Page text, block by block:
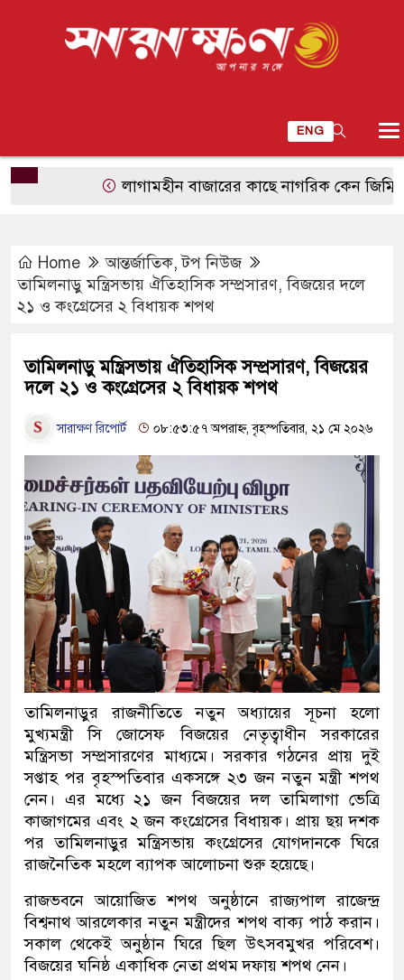
ENG
লাগামহীন বাজারের কাছে নাগরিক কেন জিম্মি?
Home আন্তর্জাতিক,টপ নিউজ
তামিলনাড়ু মন্ত্রিসভায় ঐতিহাসিক সম্প্রসারণ, বিজয়ের দলে
২১ ও কংগ্রেসের ২ বিধায়ক শপথ
তামিলনাড়ু মন্ত্রিসভায় ঐতিহাসিক সম্প্রসারণ, বিজয়ের
দলে ২১ ও কংগ্রেসের ২ বিধায়ক শপথ
সারাক্ষণ রিপোর্ট ০৮:৫৩:৫৭ অপরাহ্ন, বৃহস্পতিবার, ২১ মে ২০২৬
তামিলনাড়ুর রাজনীতিতে নতুন অধ্যায়ের সূচনা হলো
মুখ্যমন্ত্রী সি জোসেফ বিজয়ের নেতৃত্বাধীন সরকারের
মন্ত্রিসভা সম্প্রসারণের মাধ্যমে। সরকার গঠনের প্রায় দুই
সপ্তাহ পর বৃহস্পতিবার একসঙ্গে ২৩ জন নতুন মন্ত্রী শপথ
নেন। এর মধ্যে ২১ জন বিজয়ের দল তামিলাগা ভেত্রি
কাজাগমের এবং ২ জন কংগ্রেসের বিধায়ক। প্রায় ছয় দশক
পর তামিলনাড়ুর মন্ত্রিসভায় কংগ্রেসের যোগদানকে ঘিরে
রাজনৈতিক মহলে ব্যাপক আলোচনা শুরু হয়েছে।
রাজভবনে আয়োজিত শপথ অনুষ্ঠানে রাজ্যপাল রাজেন্দ্র
বিশ্বনাথ আরলেকার নতুন মন্ত্রীদের শপথ বাক্য পাঠ করান।
সকাল থেকেই অনুষ্ঠান ঘিরে ছিল উৎসবমুখর পরিবেশ।
বিজয়ের ঘনিষ্ঠ একাধিক নেতা প্রথম দফায় শপথ নেন।